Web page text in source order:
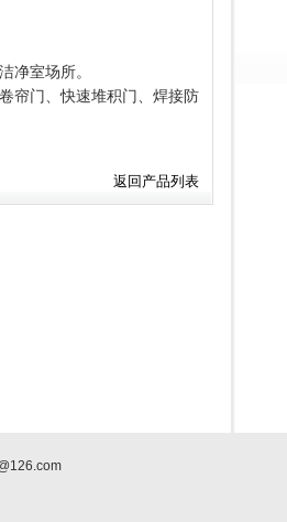
净室场所。
帘门、快速堆积门、焊接防
返回产品列表